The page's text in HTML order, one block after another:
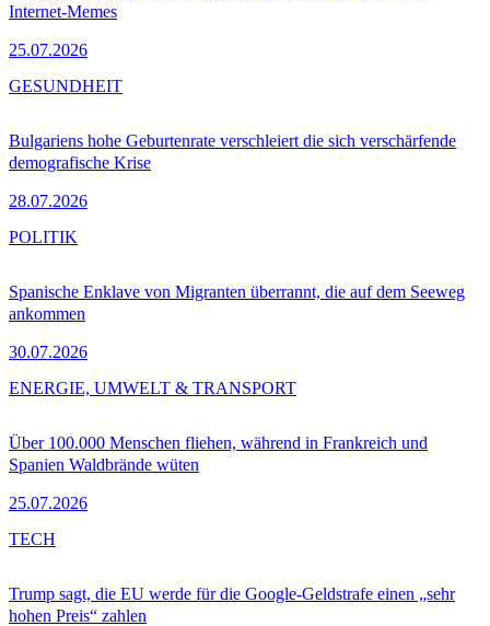
Internet-Memes
25.07.2026
Bulgariens hohe Geburtenrate verschleiert die sich verschärfende
demografische Krise
28.07.2026
GESUNDHEIT
Spanische Enklave von Migranten überrannt, die auf dem Seeweg
ankommen
30.07.2026
POLITIK
Über 100.000 Menschen fliehen, während in Frankreich und
Spanien Waldbrände wüten
25.07.2026
ENERGIE, UMWELT & TRANSPORT
Trump sagt, die EU werde für die Google-Geldstrafe einen „sehr
hohen Preis“ zahlen
TECH